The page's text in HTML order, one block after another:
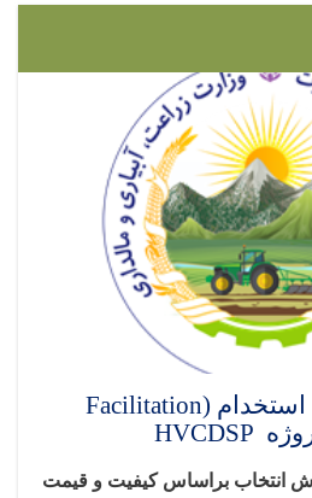
دعوت به داوطلبی: استخدام (Facilitation
انتخاب براساس کیفیت و قیمت